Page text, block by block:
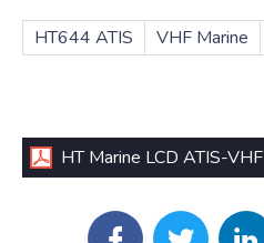
HT644 ATIS VHF Marine
HT Marine LCD ATIS-